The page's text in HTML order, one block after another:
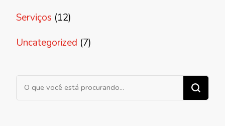
Serviços (12)
Uncategorized (7)
Procurando algo?